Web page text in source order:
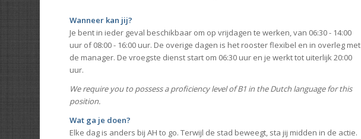
Wanneer kan jij?
Je bent in ieder geval beschikbaar om op vrijdagen te werken, van 06:30 - 14:00
uur of 08:00 - 16:00 uur. De overige dagen is het rooster flexibel en in overleg met
de manager. De vroegste dienst start om 06:30 uur en je werkt tot uiterlijk 20:00
uur.
We require you to possess a proficiency level of B1 in the Dutch language for this
position.
Wat ga je doen?
Elke dag is anders bij AH to go. Terwijl de stad beweegt, sta jij midden in de actie.